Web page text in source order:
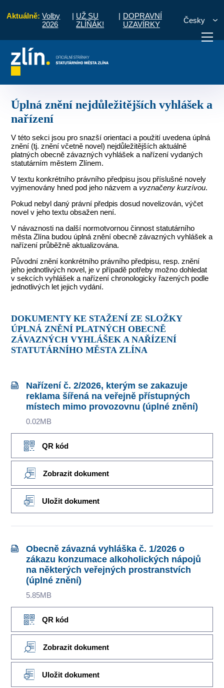
Aktuálně: Volby
2026
| UŽ SU
ZLÍŇÁK!
| DOPRAVNÍ
UZAVÍRKY
Česky
vyřídit Potřebuji zaplatit Diskuzní
Úplná znění nejdůležitějších vyhlášek a
nařízení
V této sekci jsou pro snazší orientaci a použití uvedena úplná
znění (tj. znění včetně novel) nejdůležitějších aktuálně
platných obecně závazných vyhlášek a nařízení vydaných
statutárním městem Zlínem.
V textu konkrétního právního předpisu jsou příslušné novely
vyjmenovány hned pod jeho názvem a vyznačeny kurzívou.
Pokud nebyl daný právní předpis dosud novelizován, výčet
novel v jeho textu obsažen není.
V návaznosti na další normotvornou činnost statutárního
města Zlína budou úplná znění obecně závazných vyhlášek a
nařízení průběžně aktualizována.
Původní znění konkrétního právního předpisu, resp. znění
jeho jednotlivých novel, je v případě potřeby možno dohledat
v sekcích vyhlášek a nařízení chronologicky řazených podle
jednotlivých let jejich vydání.
DOKUMENTY KE STAŽENÍ ZE SLOŽKY
ÚPLNÁ ZNĚNÍ PLATNÝCH OBECNĚ
ZÁVAZNÝCH VYHLÁŠEK A NAŘÍZENÍ
STATUTÁRNÍHO MĚSTA ZLÍNA
Nařízení č. 2/2026, kterým se zakazuje
reklama šířená na veřejně přístupných
místech mimo provozovnu (úplné znění)
0.02MB
QR kód
Zobrazit dokument
Uložit dokument
Obecně závazná vyhláška č. 1/2026 o
zákazu konzumace alkoholických nápojů
na některých veřejných prostranstvích
(úplné znění)
5.85MB
QR kód
Zobrazit dokument
Uložit dokument